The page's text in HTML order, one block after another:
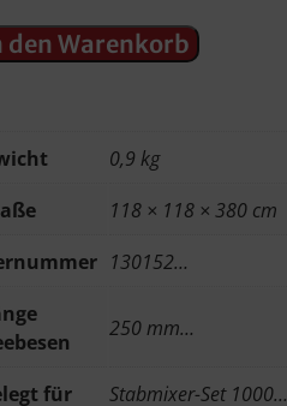
den Warenkorb
0,9 kg
118 × 118 × 380 cm
130152…
250 mm…
für Stabmixer-Set 1000…